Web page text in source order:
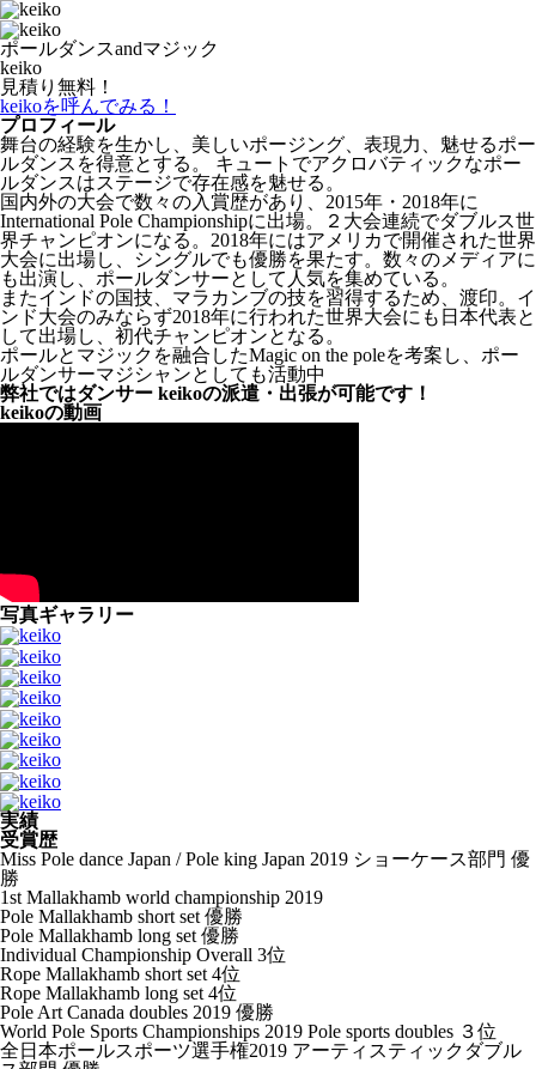
ポールダンスandマジック
keiko
見積り無料！
keikoを呼んでみる！
プロフィール
舞台の経験を生かし、美しいポージング、表現力、魅せるポー
ルダンスを得意とする。 キュートでアクロバティックなポー
ルダンスはステージで存在感を魅せる。
国内外の大会で数々の入賞歴があり、2015年・2018年に
International Pole Championshipに出場。２大会連続でダブルス世
界チャンピオンになる。2018年にはアメリカで開催された世界
大会に出場し、シングルでも優勝を果たす。数々のメディアに
も出演し、ポールダンサーとして人気を集めている。
またインドの国技、マラカンブの技を習得するため、渡印。イ
ンド大会のみならず2018年に行われた世界大会にも日本代表と
して出場し、初代チャンピオンとなる。
ポールとマジックを融合したMagic on the poleを考案し、ポー
ルダンサーマジシャンとしても活動中
弊社ではダンサー keikoの派遣・出張が可能です！
keikoの動画
写真ギャラリー
実績
受賞歴
Miss Pole dance Japan / Pole king Japan 2019 ショーケース部門 優
勝
1st Mallakhamb world championship 2019
Pole Mallakhamb short set 優勝
Pole Mallakhamb long set 優勝
Individual Championship Overall 3位
Rope Mallakhamb short set 4位
Rope Mallakhamb long set 4位
Pole Art Canada doubles 2019 優勝
World Pole Sports Championships 2019 Pole sports doubles ３位
全日本ポールスポーツ選手権2019 アーティスティックダブル